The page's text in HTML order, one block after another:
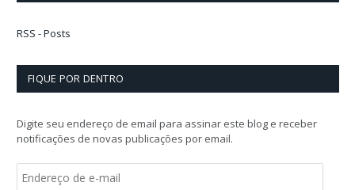
RSS - Posts
FIQUE POR DENTRO
Digite seu endereço de email para assinar este blog e receber
notificações de novas publicações por email.